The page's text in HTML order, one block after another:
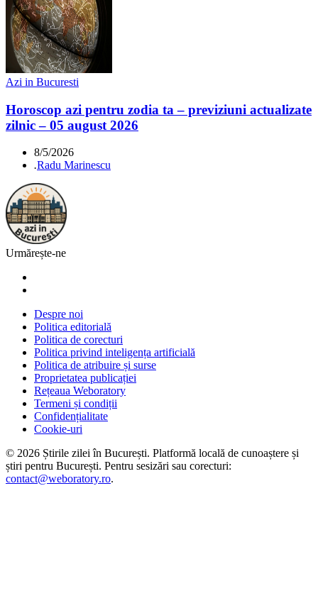
Azi in Bucuresti
Horoscop azi pentru zodia ta – previziuni actualizate
zilnic – 05 august 2026
8/5/2026
.Radu Marinescu
Urmărește-ne
Despre noi
Politica editorială
Politica de corecturi
Politica privind inteligența artificială
Politica de atribuire și surse
Proprietatea publicației
Rețeaua Weboratory
Termeni și condiții
Confidențialitate
Cookie-uri
© 2026 Știrile zilei în București. Platformă locală de cunoaștere și
știri pentru București. Pentru sesizări sau corecturi:
contact@weboratory.ro.